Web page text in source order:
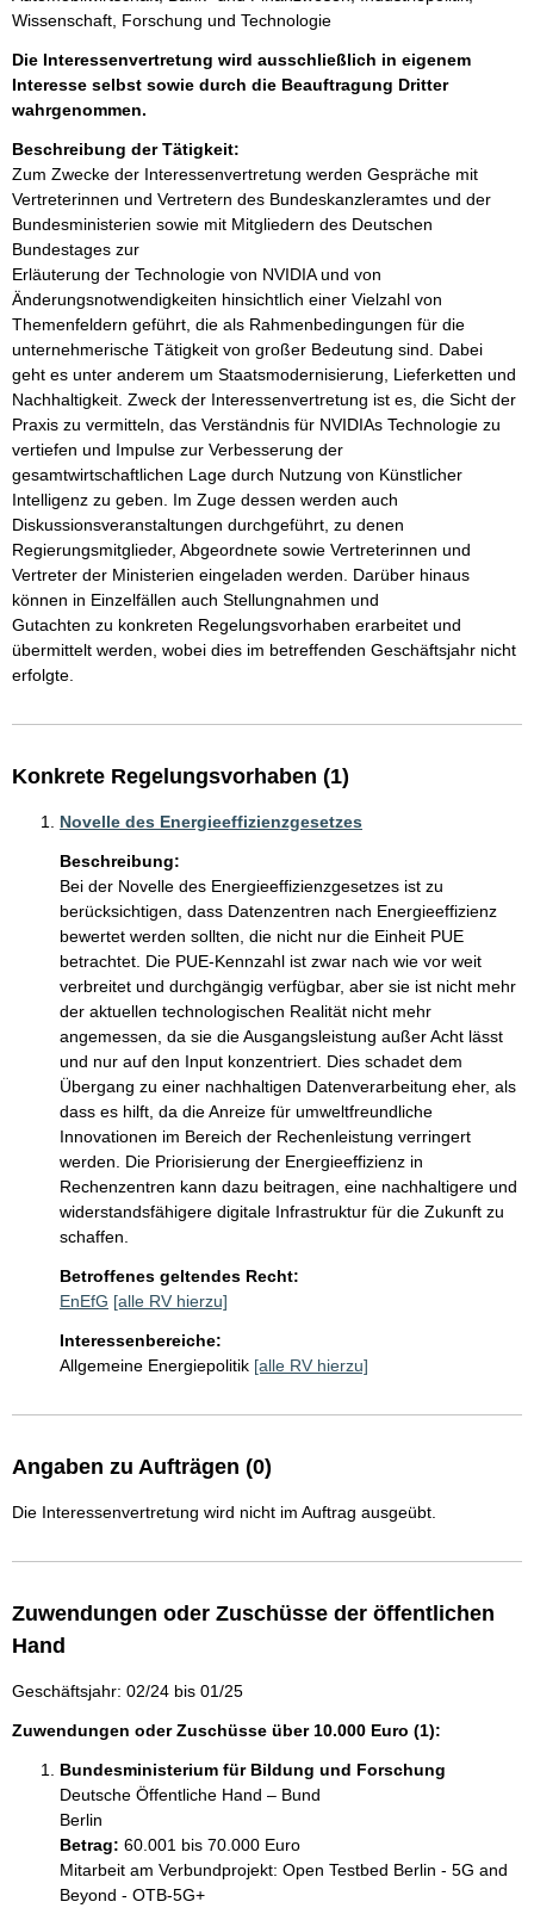
Wissenschaft, Forschung und Technologie
Die Interessenvertretung wird ausschließlich in eigenem
Interesse selbst sowie durch die Beauftragung Dritter
wahrgenommen.
Beschreibung der Tätigkeit:
Zum Zwecke der Interessenvertretung werden Gespräche mit
Vertreterinnen und Vertretern des Bundeskanzleramtes und der
Bundesministerien sowie mit Mitgliedern des Deutschen
Bundestages zur
Erläuterung der Technologie von NVIDIA und von
Änderungsnotwendigkeiten hinsichtlich einer Vielzahl von
Themenfeldern geführt, die als Rahmenbedingungen für die
unternehmerische Tätigkeit von großer Bedeutung sind. Dabei
geht es unter anderem um Staatsmodernisierung, Lieferketten und
Nachhaltigkeit. Zweck der Interessenvertretung ist es, die Sicht der
Praxis zu vermitteln, das Verständnis für NVIDIAs Technologie zu
vertiefen und Impulse zur Verbesserung der
gesamtwirtschaftlichen Lage durch Nutzung von Künstlicher
Intelligenz zu geben. Im Zuge dessen werden auch
Diskussionsveranstaltungen durchgeführt, zu denen
Regierungsmitglieder, Abgeordnete sowie Vertreterinnen und
Vertreter der Ministerien eingeladen werden. Darüber hinaus
können in Einzelfällen auch Stellungnahmen und
Gutachten zu konkreten Regelungsvorhaben erarbeitet und
übermittelt werden, wobei dies im betreffenden Geschäftsjahr nicht
erfolgte.
Konkrete Regelungsvorhaben (1)
Novelle des Energieeffizienzgesetzes
Beschreibung:
Bei der Novelle des Energieeffizienzgesetzes ist zu
berücksichtigen, dass Datenzentren nach Energieeffizienz
bewertet werden sollten, die nicht nur die Einheit PUE
betrachtet. Die PUE-Kennzahl ist zwar nach wie vor weit
verbreitet und durchgängig verfügbar, aber sie ist nicht mehr
der aktuellen technologischen Realität nicht mehr
angemessen, da sie die Ausgangsleistung außer Acht lässt
und nur auf den Input konzentriert. Dies schadet dem
Übergang zu einer nachhaltigen Datenverarbeitung eher, als
dass es hilft, da die Anreize für umweltfreundliche
Innovationen im Bereich der Rechenleistung verringert
werden. Die Priorisierung der Energieeffizienz in
Rechenzentren kann dazu beitragen, eine nachhaltigere und
widerstandsfähigere digitale Infrastruktur für die Zukunft zu
schaffen.
Betroffenes geltendes Recht:
EnEfG [alle RV hierzu]
Interessenbereiche:
Allgemeine Energiepolitik [alle RV hierzu]
Angaben zu Aufträgen (0)
Die Interessenvertretung wird nicht im Auftrag ausgeübt.
Zuwendungen oder Zuschüsse der öffentlichen
Hand
Geschäftsjahr: 02/24 bis 01/25
Zuwendungen oder Zuschüsse über 10.000 Euro (1):
Bundesministerium für Bildung und Forschung
Deutsche Öffentliche Hand – Bund
Berlin
Betrag: 60.001 bis 70.000 Euro
Mitarbeit am Verbundprojekt: Open Testbed Berlin - 5G and
Beyond - OTB-5G+